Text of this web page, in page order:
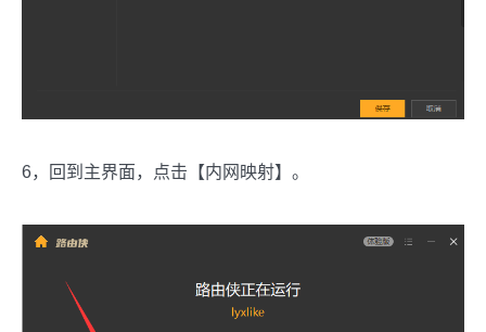
6，回到主界面，点击【内网映射】。